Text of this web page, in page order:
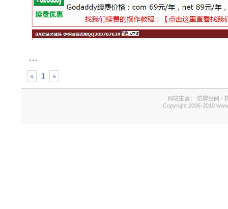
...
« 1 »
网站主营： 仿牌空间 -
Copyright 2006-2010